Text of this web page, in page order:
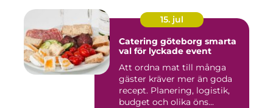
15. jul
Catering göteborg smarta
val för lyckade event
Att ordna mat till många
gäster kräver mer än goda
recept. Planering, logistik,
budget och olika öns...